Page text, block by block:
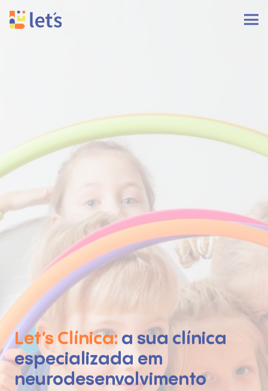
Let’s Clínica: a sua clínica
especializada em
neurodesenvolvimento